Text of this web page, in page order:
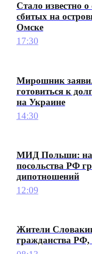
Стало известно
сбитых на
Омске
17:30
Мирошник
готовиться к
на Украине
14:30
МИД Польши:
посольства РФ
дипотношений
12:09
Жители
гражданства РФ,